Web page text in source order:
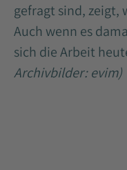
gefragt sind, zeigt,
Auch wenn es
sich die Arbeit
Archivbilder: evim)